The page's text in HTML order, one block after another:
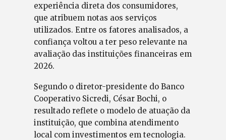
experiência direta dos consumidores,
que atribuem notas aos serviços
utilizados. Entre os fatores analisados, a
confiança voltou a ter peso relevante na
avaliação das instituições financeiras em
2026.
Segundo o diretor-presidente do Banco
Cooperativo Sicredi, César Bochi, o
resultado reflete o modelo de atuação da
instituição, que combina atendimento
local com investimentos em tecnologia.